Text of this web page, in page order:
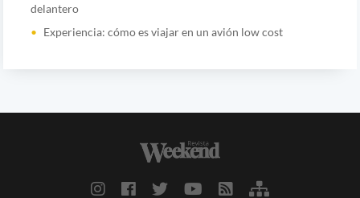
delantero
Experiencia: cómo es viajar en un avión low cost